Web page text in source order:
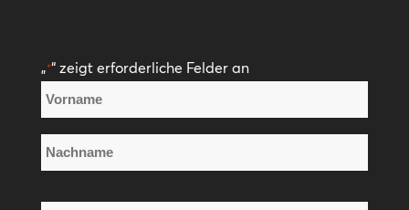
„*“ zeigt erforderliche Felder an
Name
*